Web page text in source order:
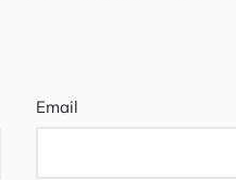
Email